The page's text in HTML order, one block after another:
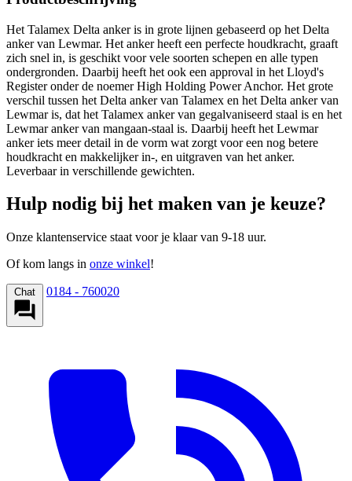
Het Talamex Delta anker is in grote lijnen gebaseerd op het Delta
anker van Lewmar. Het anker heeft een perfecte houdkracht, graaft
zich snel in, is geschikt voor vele soorten schepen en alle typen
ondergronden. Daarbij heeft het ook een approval in het Lloyd's
Register onder de noemer High Holding Power Anchor. Het grote
verschil tussen het Delta anker van Talamex en het Delta anker van
Lewmar is, dat het Talamex anker van gegalvaniseerd staal is en het
Lewmar anker van mangaan-staal is. Daarbij heeft het Lewmar
anker iets meer detail in de vorm wat zorgt voor een nog betere
houdkracht en makkelijker in-, en uitgraven van het anker.
Leverbaar in verschillende gewichten.
Hulp nodig bij het maken van je keuze?
Onze klantenservice staat voor je klaar van 9-18 uur.
Of kom langs in onze winkel!
Chat 0184 - 760020